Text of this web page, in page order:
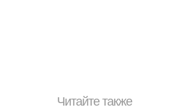
Читайте также